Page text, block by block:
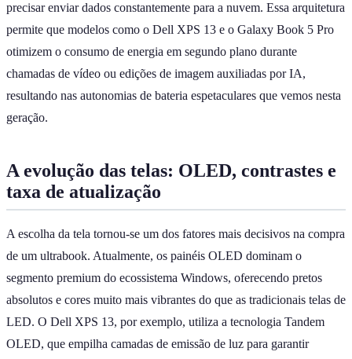
precisar enviar dados constantemente para a nuvem. Essa arquitetura
permite que modelos como o Dell XPS 13 e o Galaxy Book 5 Pro
otimizem o consumo de energia em segundo plano durante
chamadas de vídeo ou edições de imagem auxiliadas por IA,
resultando nas autonomias de bateria espetaculares que vemos nesta
geração.
A evolução das telas: OLED, contrastes e
taxa de atualização
A escolha da tela tornou-se um dos fatores mais decisivos na compra
de um ultrabook. Atualmente, os painéis OLED dominam o
segmento premium do ecossistema Windows, oferecendo pretos
absolutos e cores muito mais vibrantes do que as tradicionais telas de
LED. O Dell XPS 13, por exemplo, utiliza a tecnologia Tandem
OLED, que empilha camadas de emissão de luz para garantir